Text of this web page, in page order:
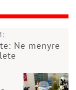
Në mënyrë